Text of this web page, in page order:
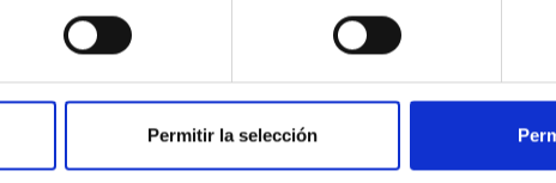
Permitir la selección
se convoca proceso selectivo para el ingreso,